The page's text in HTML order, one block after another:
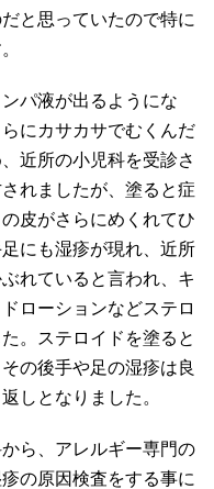
と思っていたので特に
パ液が出るようにな
にカサカサでむくんだ
近所の小児科を受診さ
れましたが、塗ると症
皮がさらにめくれてひ
にも湿疹が現れ、近所
れていると言われ、キ
ローションなどステロ
。ステロイドを塗ると
の後手や足の湿疹は良
しとなりました。
ら、アレルギー専門の
の原因検査をする事に